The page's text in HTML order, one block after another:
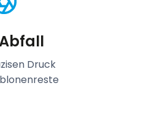
Druck